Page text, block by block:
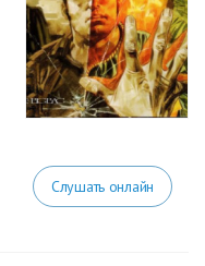
Слушать онлайн